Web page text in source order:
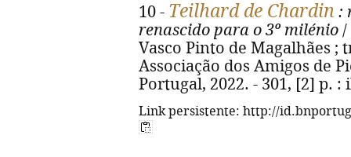
10 - Teilhard de Chardin :
renascido para o 3º milénio /
Vasco Pinto de Magalhães ;
Associação dos Amigos de
Portugal, 2022. - 301, [2] p. :
Link persistente: http://